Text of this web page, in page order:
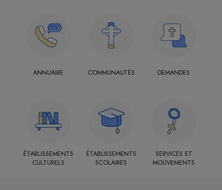
ANNUAIRE COMMUNAUTÉS DEMANDES
ÉTABLISSEMENTS
CULTURELS
ÉTABLISSEMENTS
SCOLAIRES
SERVICES ET
MOUVEMENTS